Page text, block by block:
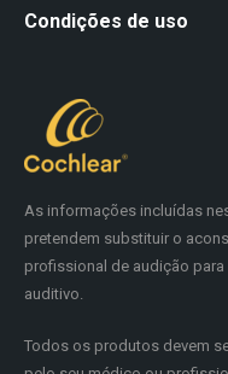
As informações incluídas
pretendem substituir o
profissional de audição
auditivo.
Todos os produtos devem
Condições de uso